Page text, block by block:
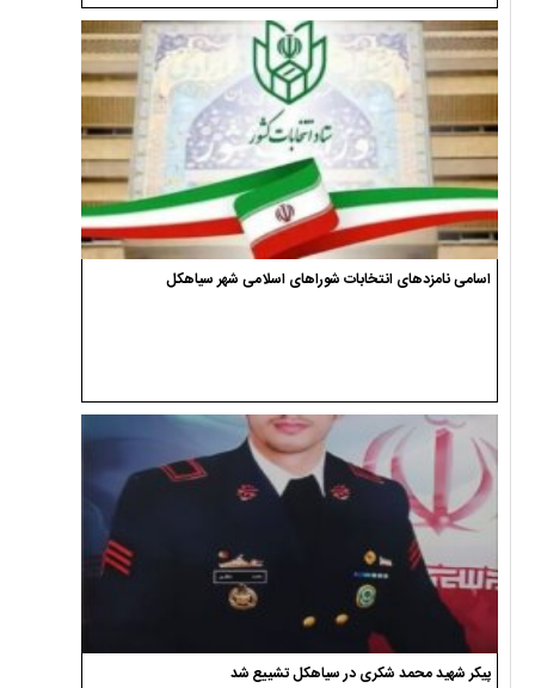
اسامی نامزدهای انتخابات شوراهای اسلامی شهر سیاهکل
پیکر شهید محمد شکری در سیاهکل تشییع شد